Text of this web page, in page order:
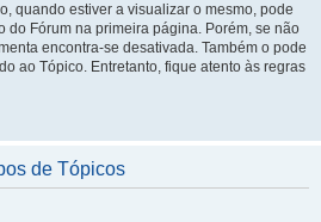
quando estiver a visualizar o mesmo, pode
do Fórum na primeira página. Porém, se não
encontra-se desativada. Também o pode
ao Tópico. Entretanto, fique atento às regras
de Tópicos